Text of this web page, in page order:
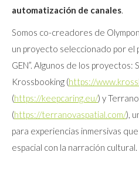
automatización de canales.
Somos co-creadores de
un proyecto seleccionado por el
GEN”. Algunos de los proyectos:
Krossbooking (https://
(https://keepcaring.eu/) y
(https://terranovaspatial.com/),
para experiencias inmersivas
espacial con la narración cultural.